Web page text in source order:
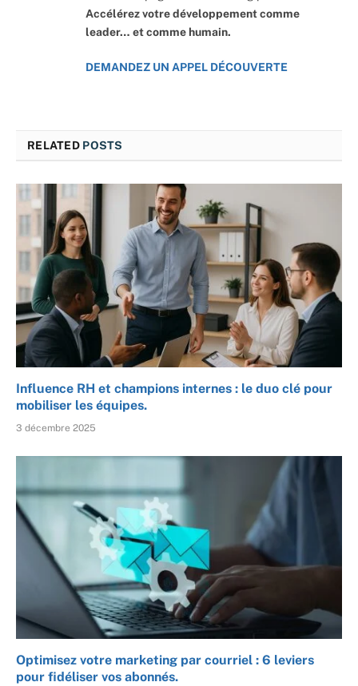
Accélérez votre développement comme
leader… et comme humain.
DEMANDEZ UN APPEL DÉCOUVERTE
RELATED POSTS
Influence RH et champions internes : le duo clé pour
mobiliser les équipes.
3 décembre 2025
Optimisez votre marketing par courriel : 6 leviers
pour fidéliser vos abonnés.